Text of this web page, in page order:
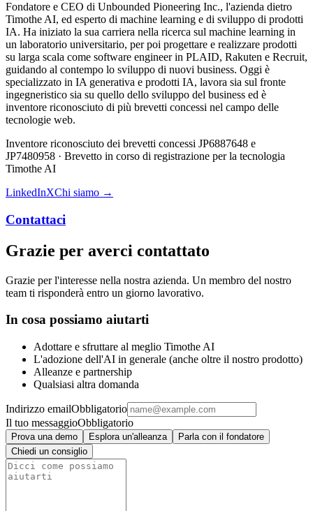
Fondatore e CEO di Unbounded Pioneering Inc., l'azienda dietro
Timothe AI, ed esperto di machine learning e di sviluppo di prodotti
IA. Ha iniziato la sua carriera nella ricerca sul machine learning in
un laboratorio universitario, per poi progettare e realizzare prodotti
su larga scala come software engineer in PLAID, Rakuten e Recruit,
guidando al contempo lo sviluppo di nuovi business. Oggi è
specializzato in IA generativa e prodotti IA, lavora sia sul fronte
ingegneristico sia su quello dello sviluppo del business ed è
inventore riconosciuto di più brevetti concessi nel campo delle
tecnologie web.
Inventore riconosciuto dei brevetti concessi JP6887648 e
JP7480958 · Brevetto in corso di registrazione per la tecnologia
Timothe AI
LinkedInXChi siamo →
Contattaci
Grazie per averci contattato
Grazie per l'interesse nella nostra azienda. Un membro del nostro
team ti risponderà entro un giorno lavorativo.
In cosa possiamo aiutarti
Adottare e sfruttare al meglio Timothe AI
L'adozione dell'AI in generale (anche oltre il nostro prodotto)
Alleanze e partnership
Qualsiasi altra domanda
Indirizzo emailObbligatorio
Il tuo messaggioObbligatorio
Prova una demo Esplora un'alleanza
Parla con il fondatore
Chiedi un consiglio